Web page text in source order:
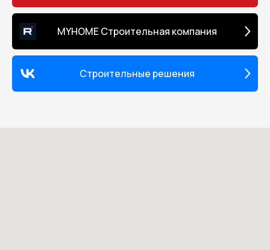
MYHOME Строительная компания
Строительные решения